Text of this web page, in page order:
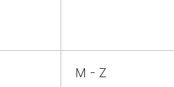
M - Z